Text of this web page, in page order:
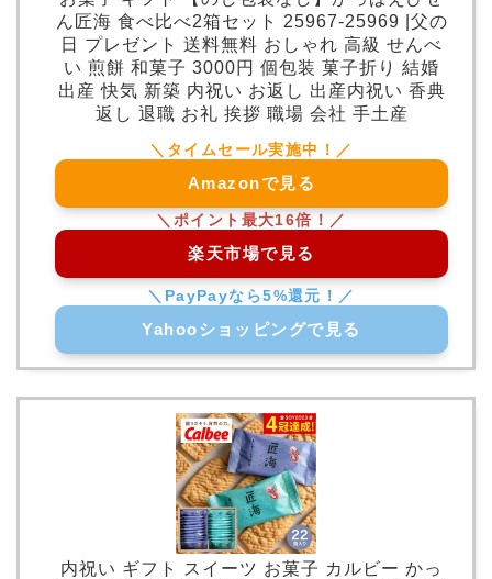
ん匠海 食べ比べ2箱セット 25967-25969 |父の
日 プレゼント 送料無料 おしゃれ 高級 せんべ
い 煎餅 和菓子 3000円 個包装 菓子折り 結婚
出産 快気 新築 内祝い お返し 出産内祝い 香典
返し 退職 お礼 挨拶 職場 会社 手土産
Amazonで見る
楽天市場で見る
Yahooショッピングで見る
内祝い ギフト スイーツ お菓子 カルビー かっ